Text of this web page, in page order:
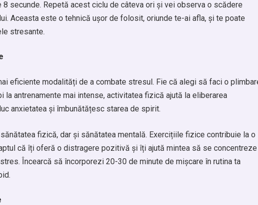
secunde. Repetă acest ciclu de câteva ori și vei observa o scădere
Aceasta este o tehnică ușor de folosit, oriunde te-ai afla, și te poate
stresante.
eficiente modalități de a combate stresul. Fie că alegi să faci o
la antrenamente mai intense, activitatea fizică ajută la eliberarea
anxietatea și îmbunătățesc starea de spirit.
fizică, dar și sănătatea mentală. Exercițiile fizice contribuie la o
că îți oferă o distragere pozitivă și îți ajută mintea să se concentreze
Încearcă să încorporezi 20-30 de minute de mișcare în rutina ta